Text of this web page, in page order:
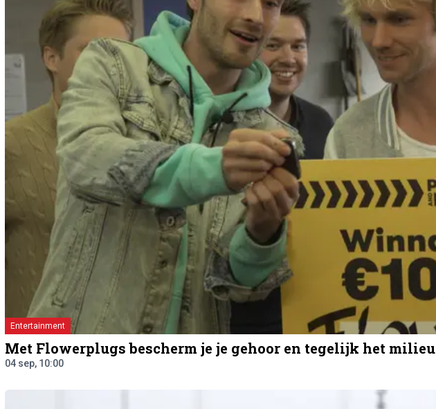
Entertainment
Met Flowerplugs bescherm je je gehoor en tegelijk het milieu
04 sep, 10:00